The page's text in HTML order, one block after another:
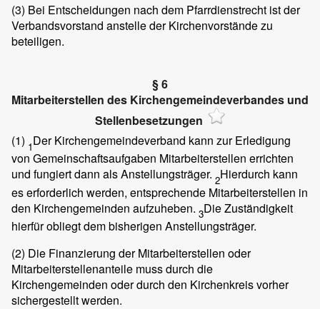
(3) Bei Entscheidungen nach dem Pfarrdienstrecht ist der
Verbandsvorstand anstelle der Kirchenvorstände zu
beteiligen.
§ 6
Mitarbeiterstellen des Kirchengemeindeverbandes und
Stellenbesetzungen
(1) 1Der Kirchengemeindeverband kann zur Erledigung
von Gemeinschaftsaufgaben Mitarbeiterstellen errichten
und fungiert dann als Anstellungsträger. 2Hierdurch kann
es erforderlich werden, entsprechende Mitarbeiterstellen in
den Kirchengemeinden aufzuheben. 3Die Zuständigkeit
hierfür obliegt dem bisherigen Anstellungsträger.
(2) Die Finanzierung der Mitarbeiterstellen oder
Mitarbeiterstellenanteile muss durch die
Kirchengemeinden oder durch den Kirchenkreis vorher
sichergestellt werden.